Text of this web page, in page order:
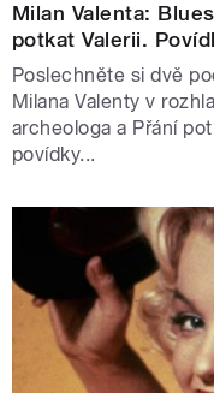
Milan Valenta:
potkat Valerii.
Poslechněte si dvě
Milana Valenty v
archeologa a Přání
povídky...